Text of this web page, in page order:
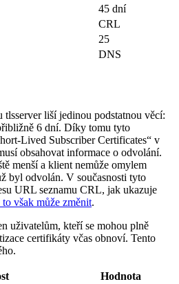
45 dní
CRL
25
DNS
liší jedinou podstatnou věcí:
6 dní. Díky tomu tyto
Lived Subscriber Certificates“ v
obsahovat informace o odvolání.
menší a klient nemůže omylem
byl odvolán. V současnosti tyto
URL seznamu CRL, jak ukazuje
však může změnit.
uživatelům, kteří se mohou plně
certifikáty včas obnoví. Tento
Hodnota